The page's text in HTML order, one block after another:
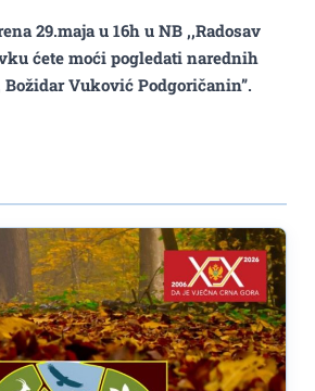
29.maja u 16h u NB ,,Radosav
ćete moći pogledati narednih
Božidar Vuković Podgoričanin”.